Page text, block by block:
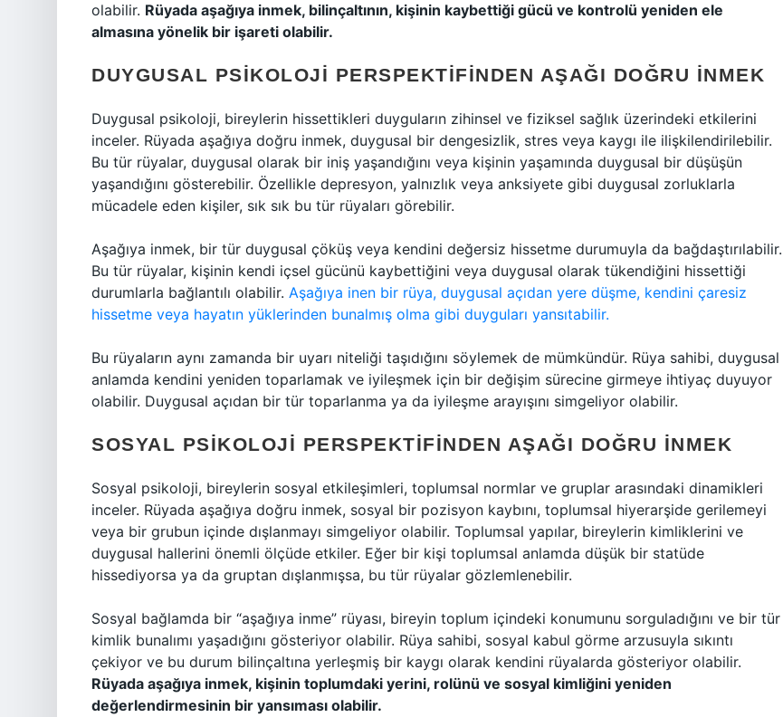
olabilir. Rüyada aşağıya inmek, bilinçaltının, kişinin kaybettiği gücü ve kontrolü yeniden ele
almasına yönelik bir işareti olabilir.
DUYGUSAL PSIKOLOJI PERSPEKTIFINDEN AŞAĞI DOĞRU İNMEK
Duygusal psikoloji, bireylerin hissettikleri duyguların zihinsel ve fiziksel sağlık üzerindeki etkilerini
inceler. Rüyada aşağıya doğru inmek, duygusal bir dengesizlik, stres veya kaygı ile ilişkilendirilebilir.
Bu tür rüyalar, duygusal olarak bir iniş yaşandığını veya kişinin yaşamında duygusal bir düşüşün
yaşandığını gösterebilir. Özellikle depresyon, yalnızlık veya anksiyete gibi duygusal zorluklarla
mücadele eden kişiler, sık sık bu tür rüyaları görebilir.
Aşağıya inmek, bir tür duygusal çöküş veya kendini değersiz hissetme durumuyla da bağdaştırılabilir.
Bu tür rüyalar, kişinin kendi içsel gücünü kaybettiğini veya duygusal olarak tükendiğini hissettiği
durumlarla bağlantılı olabilir. Aşağıya inen bir rüya, duygusal açıdan yere düşme, kendini çaresiz
hissetme veya hayatın yüklerinden bunalmış olma gibi duyguları yansıtabilir.
Bu rüyaların aynı zamanda bir uyarı niteliği taşıdığını söylemek de mümkündür. Rüya sahibi, duygusal
anlamda kendini yeniden toparlamak ve iyileşmek için bir değişim sürecine girmeye ihtiyaç duyuyor
olabilir. Duygusal açıdan bir tür toparlanma ya da iyileşme arayışını simgeliyor olabilir.
SOSYAL PSIKOLOJI PERSPEKTIFINDEN AŞAĞI DOĞRU İNMEK
Sosyal psikoloji, bireylerin sosyal etkileşimleri, toplumsal normlar ve gruplar arasındaki dinamikleri
inceler. Rüyada aşağıya doğru inmek, sosyal bir pozisyon kaybını, toplumsal hiyerarşide gerilemeyi
veya bir grubun içinde dışlanmayı simgeliyor olabilir. Toplumsal yapılar, bireylerin kimliklerini ve
duygusal hallerini önemli ölçüde etkiler. Eğer bir kişi toplumsal anlamda düşük bir statüde
hissediyorsa ya da gruptan dışlanmışsa, bu tür rüyalar gözlemlenebilir.
Sosyal bağlamda bir “aşağıya inme” rüyası, bireyin toplum içindeki konumunu sorguladığını ve bir tür
kimlik bunalımı yaşadığını gösteriyor olabilir. Rüya sahibi, sosyal kabul görme arzusuyla sıkıntı
çekiyor ve bu durum bilinçaltına yerleşmiş bir kaygı olarak kendini rüyalarda gösteriyor olabilir.
Rüyada aşağıya inmek, kişinin toplumdaki yerini, rolünü ve sosyal kimliğini yeniden
değerlendirmesinin bir yansıması olabilir.